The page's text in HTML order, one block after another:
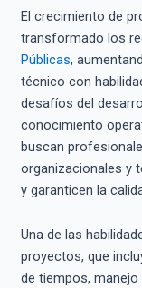
El crecimiento de
transformado los
Públicas,
técnico con
desafíos del
conocimiento
buscan
organizacionales y
y garanticen la
Una de las
proyectos, que
de tiempos,